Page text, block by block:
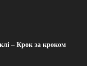
– Крок за кроком